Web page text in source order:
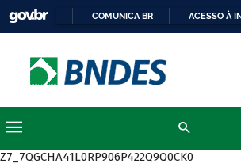
COMUNICA BR ACESSO À
Z7_7QGCHA41L0RP906P422Q9Q0CK0